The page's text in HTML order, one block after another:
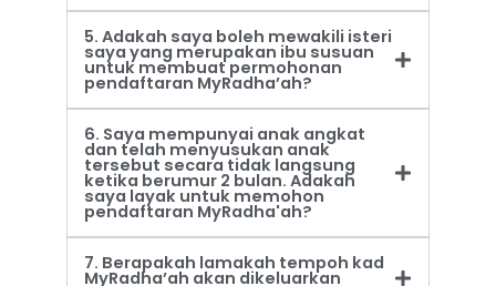
5. Adakah saya boleh mewakili isteri
saya yang merupakan ibu susuan
untuk membuat permohonan
pendaftaran MyRadha’ah?
6. Saya mempunyai anak angkat
dan telah menyusukan anak
tersebut secara tidak langsung
ketika berumur 2 bulan. Adakah
saya layak untuk memohon
pendaftaran MyRadha'ah?
7. Berapakah lamakah tempoh kad
MyRadha’ah akan dikeluarkan